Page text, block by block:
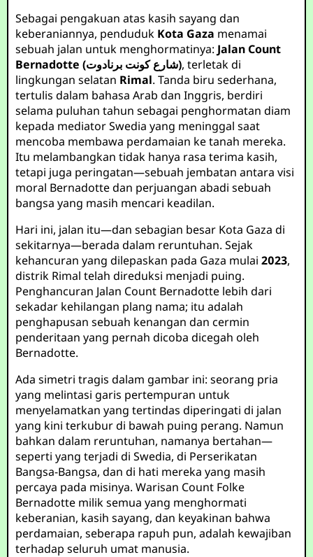
Sebagai pengakuan atas kasih sayang dan
keberaniannya, penduduk Kota Gaza menamai
sebuah jalan untuk menghormatinya: Jalan Count
Bernadotte (شارع كونت برنادوت), terletak di
lingkungan selatan Rimal. Tanda biru sederhana,
tertulis dalam bahasa Arab dan Inggris, berdiri
selama puluhan tahun sebagai penghormatan diam
kepada mediator Swedia yang meninggal saat
mencoba membawa perdamaian ke tanah mereka.
Itu melambangkan tidak hanya rasa terima kasih,
tetapi juga peringatan—sebuah jembatan antara visi
moral Bernadotte dan perjuangan abadi sebuah
bangsa yang masih mencari keadilan.
Hari ini, jalan itu—dan sebagian besar Kota Gaza di
sekitarnya—berada dalam reruntuhan. Sejak
kehancuran yang dilepaskan pada Gaza mulai2023,
distrik Rimal telah direduksi menjadi puing.
Penghancuran Jalan Count Bernadotte lebih dari
sekadar kehilangan plang nama; itu adalah
penghapusan sebuah kenangan dan cermin
penderitaan yang pernah dicoba dicegah oleh
Bernadotte.
Ada simetri tragis dalam gambar ini: seorang pria
yang melintasi garis pertempuran untuk
menyelamatkan yang tertindas diperingati di jalan
yang kini terkubur di bawah puing perang. Namun
bahkan dalam reruntuhan, namanya bertahan—
seperti yang terjadi di Swedia, di Perserikatan
Bangsa-Bangsa, dan di hati mereka yang masih
percaya pada misinya. Warisan Count Folke
Bernadotte milik semua yang menghormati
keberanian, kasih sayang, dan keyakinan bahwa
perdamaian, seberapa rapuh pun, adalah kewajiban
terhadap seluruh umat manusia.